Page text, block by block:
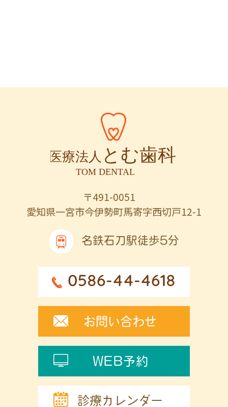
〒491-0051
愛知県一宮市今伊勢町馬寄字西切戸12-1
名鉄石刀駅徒歩5分
0586-44-4618
お問い合わせ
WEB予約
診療カレンダー